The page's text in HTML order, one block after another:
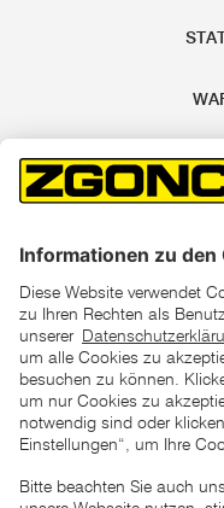
*der "statt"-Preis ist
Tagen
unter den